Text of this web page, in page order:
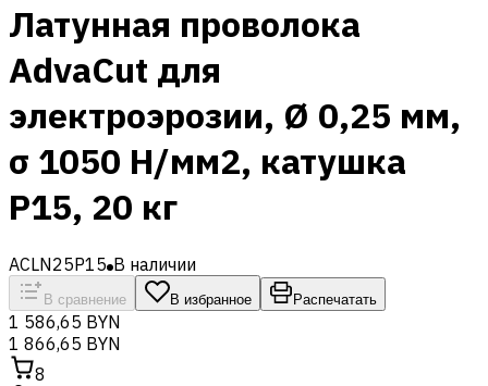
Латунная проволока
AdvaCut для
электроэрозии, Ø 0,25 мм,
σ 1050 Н/мм2, катушка
P15, 20 кг
ACLN25P15 В наличии
В сравнение В избранное Распечатать
1 586,65 BYN
1 866,65 BYN
8